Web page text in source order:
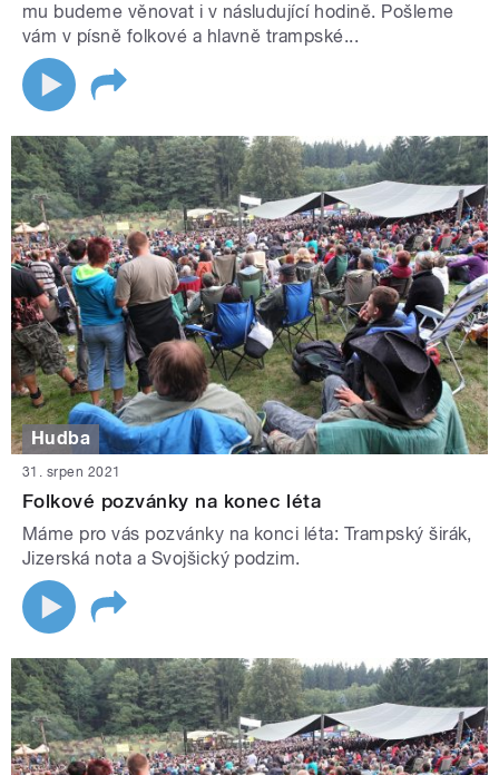
mu budeme věnovat i v násludující hodině. Pošleme
vám v písně folkové a hlavně trampské...
Hudba
31. srpen 2021
Folkové pozvánky na konec léta
Máme pro vás pozvánky na konci léta: Trampský širák,
Jizerská nota a Svojšický podzim.